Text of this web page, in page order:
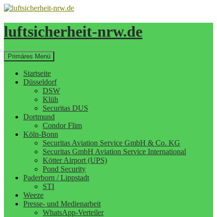
Zum
springen
luftsicherheit-nrw.de
Suchen
Primäres Menü
Startseite
Düsseldorf
DSW
Klüh
Securitas DUS
Dortmund
Condor Flim
Köln-Bonn
Securitas Aviation Service GmbH & Co. KG
Securitas GmbH Aviation Service International
Kötter Airport (UPS)
Pond Security
Paderborn / Lippstadt
STI
Weeze
Presse- und Medienarbeit
WhatsApp-Verteiler